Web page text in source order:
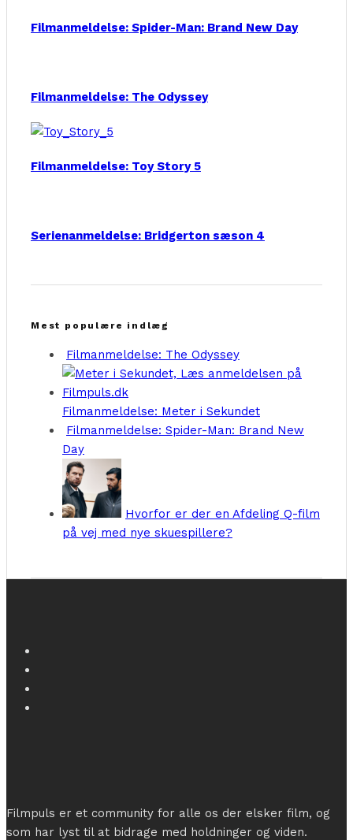
Filmanmeldelse: Spider-Man: Brand New Day
Filmanmeldelse: The Odyssey
Filmanmeldelse: Toy Story 5
Serienanmeldelse: Bridgerton sæson 4
Mest populære indlæg
Filmanmeldelse: The Odyssey
Filmanmeldelse: Meter i Sekundet
Filmanmeldelse: Spider-Man: Brand New
Day
Hvorfor er der en Afdeling Q-film
på vej med nye skuespillere?
Filmpuls er et community for alle os der elsker film, og
som har lyst til at bidrage med holdninger og viden.